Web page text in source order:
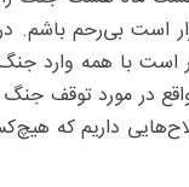
است بی‌رحم باشم. در
است با همه
در مورد توقف
داریم که